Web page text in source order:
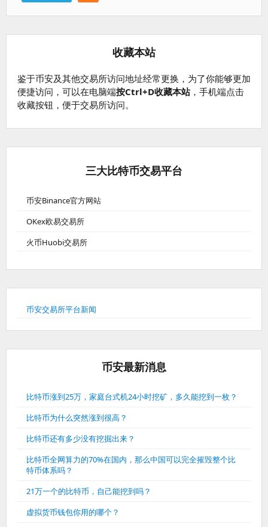
收藏本站
鉴于币安及其他交易所访问地址经常更换，为了你能够更加
便捷访问，可以在电脑端按Ctrl+D收藏本站，手机端点击
收藏按钮，便于交易所访问。
三大比特币交易平台
币安Binance官方网站
OKex欧易交易所
火币Huobi交易所
币安交易所平台新闻
币安最新消息
比特币涨到25万，家庭台式机24小时挖矿，多久能挖到一枚？
比特币为什么突然涨到很高？
比特币还有多少没有挖掘出来？
比特币全网算力的70%在国内，那么中国可以完全摧毁整个比
特币体系吗？
21万一个的比特币，自己能挖到吗？
虚拟货币钱包你用的哪个？